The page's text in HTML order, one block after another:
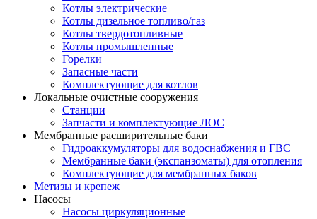
Котлы электрические
Котлы дизельное топливо/газ
Котлы твердотопливные
Котлы промышленные
Горелки
Запасные части
Комплектующие для котлов
Локальные очистные сооружения
Станции
Запчасти и комплектующие ЛОС
Мембранные расширительные баки
Гидроаккумуляторы для водоснабжения и ГВС
Мембранные баки (экспанзоматы) для отопления
Комплектующие для мембранных баков
Метизы и крепеж
Насосы
Насосы циркуляционные